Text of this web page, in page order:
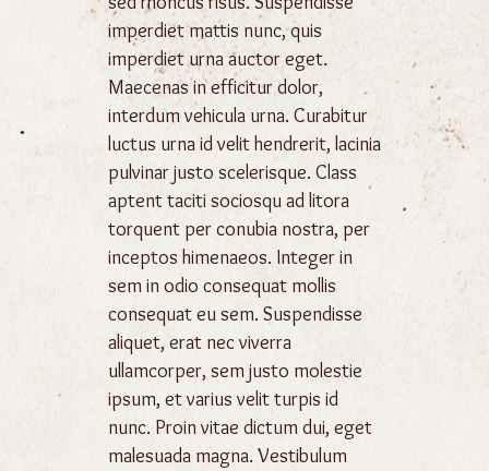
imperdiet mattis nunc, quis
imperdiet urna auctor eget.
Maecenas in efficitur dolor,
interdum vehicula urna. Curabitur
luctus urna id velit hendrerit, lacinia
pulvinar justo scelerisque. Class
aptent taciti sociosqu ad litora
torquent per conubia nostra, per
inceptos himenaeos. Integer in
sem in odio consequat mollis
consequat eu sem. Suspendisse
aliquet, erat nec viverra
ullamcorper, sem justo molestie
ipsum, et varius velit turpis id
nunc. Proin vitae dictum dui, eget
malesuada magna. Vestibulum